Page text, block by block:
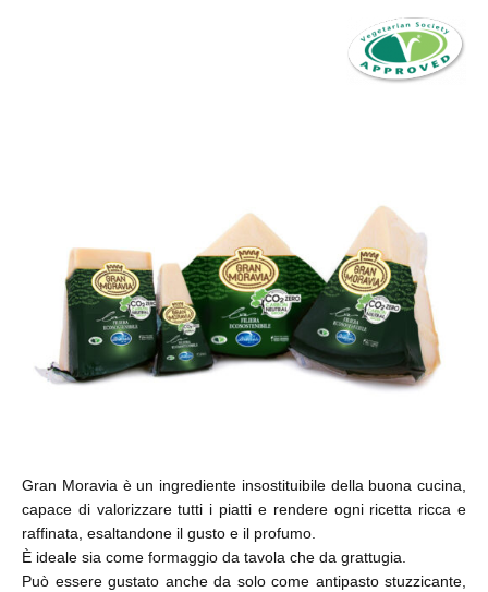
Gran Moravia è un ingrediente insostituibile della buona cucina,
capace di valorizzare tutti i piatti e rendere ogni ricetta ricca e
raffinata, esaltandone il gusto e il profumo.
È ideale sia come formaggio da tavola che da grattugia.
Può essere gustato anche da solo come antipasto stuzzicante,